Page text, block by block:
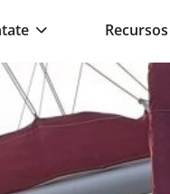
Recursos